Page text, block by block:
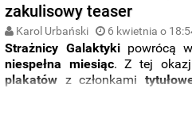
zakulisowy teaser
Karol Urbański 6 kwietnia o
Strażnicy Galaktykipowrócą
niespełna miesiąc. Z tej
plakatów z członkami